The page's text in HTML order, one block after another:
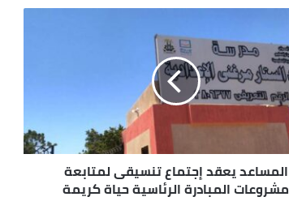
المساعد يعقد إجتماع تنسيقى لمتابعة
مشروعات المبادرة الرئاسية حياة كريمة